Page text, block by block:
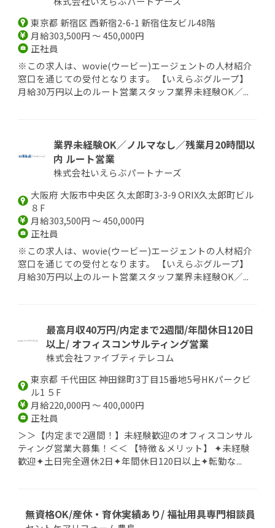
東京都 新宿区 西新宿2-6-1 新宿住友ビル48階
月給303,500円 ～ 450,000円
正社員
※この求人は、wovie(ウービー)エージェントの人材紹介
窓口を通じての受付となります。 【いえらぶグループ】
月給30万円以上のルート営業スタッフ業界未経験OK／...
業界未経験OK／ノルマなし／残業月20時間以
内 ルート営業
株式会社いえらぶパートナーズ
大阪府 大阪市中央区 久太郎町3-3-9 ORIX久太郎町ビル
８F
月給303,500円 ～ 450,000円
正社員
※この求人は、wovie(ウービー)エージェントの人材紹介
窓口を通じての受付となります。 【いえらぶグループ】
月給30万円以上のルート営業スタッフ業界未経験OK／...
最高月収40万円/内定まで2週間/年間休日120日
以上/ オフィスコンサルティング営業
株式会社ファイブティテレコム
東京都 千代田区 神田錦町3丁目15番地5号HKパークビ
ル1 ５F
月給220,000円 ～ 400,000円
正社員
＞＞【内定まで2週間！】未経験歓迎のオフィスコンサル
ティング営業大募集！＜＜ 【特徴＆メリット】 ✦未経験
歓迎✦土日完全週休2日✦年間休日120日以上✦転勤な...
無資格OK/産休・育休実績あり/ 福祉用具専門相談員